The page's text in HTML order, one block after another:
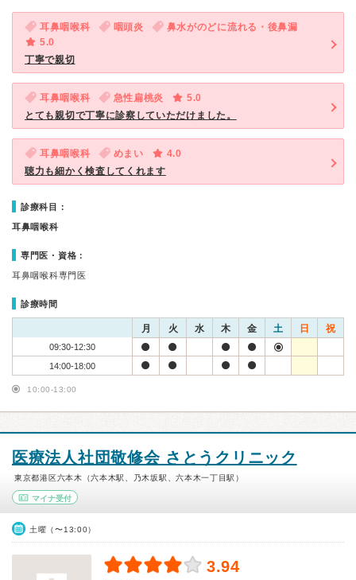
耳鼻咽喉科 咽頭炎
鼻水がのどに流れる・後鼻漏
5.0
丁寧で親切
耳鼻咽喉科 急性扁桃炎
5.0
とても親切で丁寧に診察していただけました。
耳鼻咽喉科 めまい
4.0
聴力も細かく検査してくれます
診療科目：
耳鼻咽喉科
専門医・資格：
耳鼻咽喉科専門医
診療時間
月 火 水 木 金 土 日 祝
09:30-12:30
14:00-18:00
10:00-13:00
医療法人社団敬修会 さとうクリニック
東京都港区六本木（六本木駅、乃木坂駅、六本木一丁目駅）
マイナ受付
土曜（〜13:00）
3.94